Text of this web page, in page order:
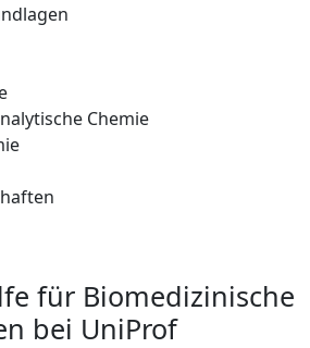
Chemie
für Biomedizinische
bei UniProf